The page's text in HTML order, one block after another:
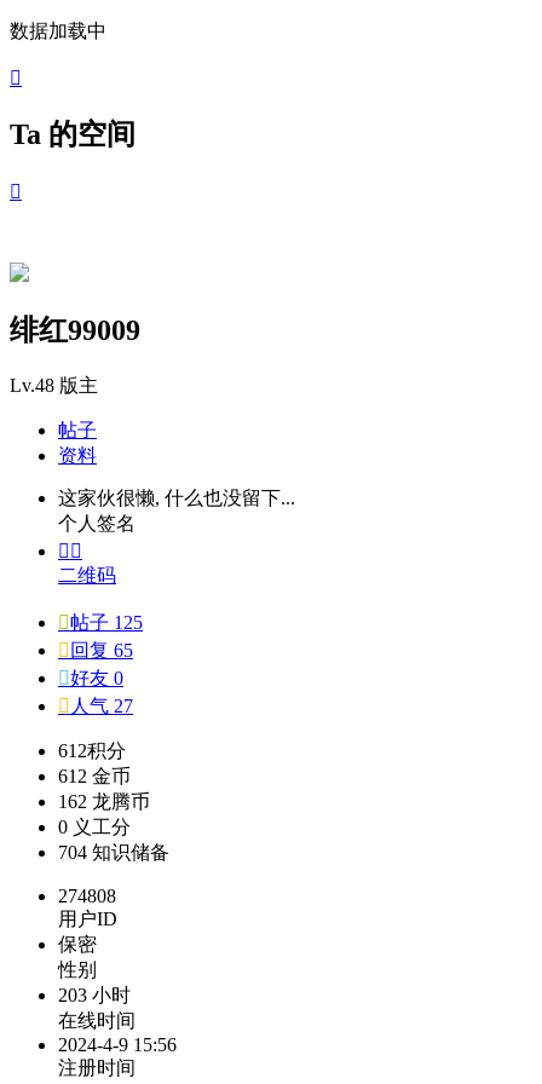
数据加载中

Ta 的空间

绯红99009
Lv.48 版主
帖子
资料
这家伙很懒, 什么也没留下...
个人签名
 
二维码
帖子 125
 回复 65
好友 0
 人气 27
612积分
612 金币
162 龙腾币
0 义工分
704 知识储备
274808
用户ID
保密
性别
203 小时
在线时间
2024-4-9 15:56
注册时间